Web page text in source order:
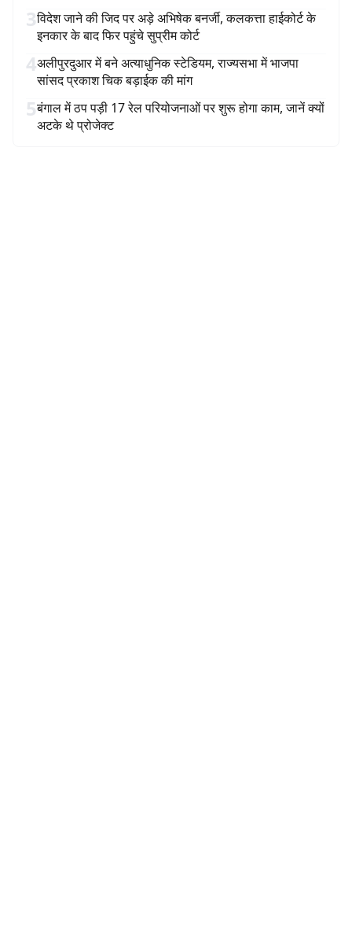
3विदेश जाने की जिद पर अड़े अभिषेक बनर्जी, कलकत्ता हाईकोर्ट के
इनकार के बाद फिर पहुंचे सुप्रीम कोर्ट
4अलीपुरदुआर में बने अत्याधुनिक स्टेडियम, राज्यसभा में भाजपा
सांसद प्रकाश चिक बड़ाईक की मांग
5बंगाल में ठप पड़ी 17 रेल परियोजनाओं पर शुरू होगा काम, जानें क्यों
अटके थे प्रोजेक्ट